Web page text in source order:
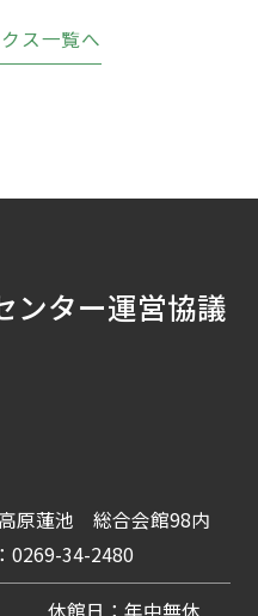
ス一覧へ
ンター運営協議
原蓮池 総合会館98内
34-2480
休館日：年中無休